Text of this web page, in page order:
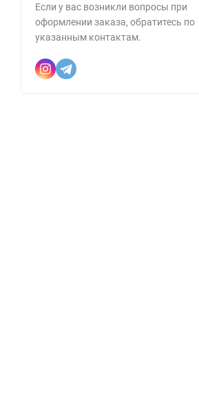
Если у вас возникли вопросы при
оформлении заказа, обратитесь по
указанным контактам.